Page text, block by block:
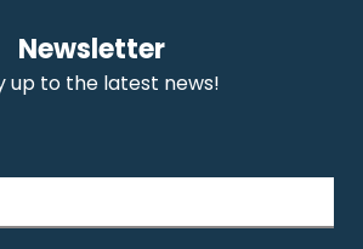
Newsletter
up to the latest news!